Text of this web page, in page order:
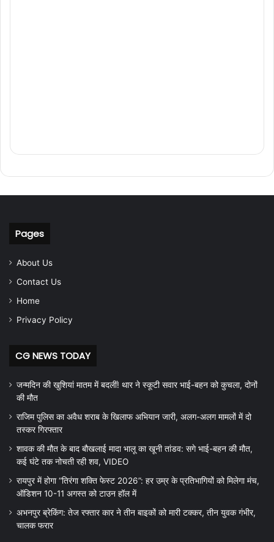
Pages
About Us
Contact Us
Home
Privacy Policy
CG NEWS TODAY
जन्मदिन की खुशियां मातम में बदलीं! थार ने स्कूटी सवार भाई-बहन को कुचला, दोनों
की मौत
राजिम पुलिस का अवैध शराब के खिलाफ अभियान जारी, अलग-अलग मामलों में दो
तस्कर गिरफ्तार
शावक की मौत के बाद बौखलाई मादा भालू का खूनी तांडव: सगे भाई-बहन की मौत,
कई घंटे तक नोचती रही शव, VIDEO
रायपुर में होगा “तिरंगा शक्ति फेस्ट 2026”: हर उम्र के प्रतिभागियों को मिलेगा मंच,
ऑडिशन 10-11 अगस्त को टाउन हॉल में
अभनपुर ब्रेकिंग: तेज रफ्तार कार ने तीन बाइकों को मारी टक्कर, तीन युवक गंभीर,
चालक फरार